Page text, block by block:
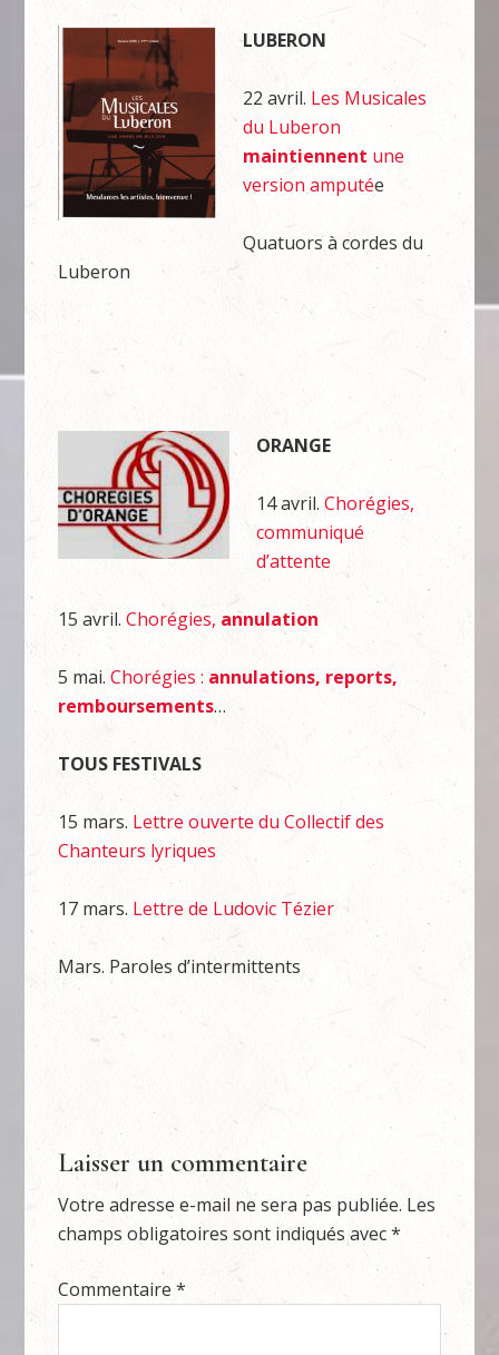
LUBERON
22 avril. Les Musicales
du Luberon
maintiennent une
version amputée
Quatuors à cordes du
Luberon
ORANGE
14 avril.Chorégies,
communiqué
d’attente
15 avril.Chorégies, annulation
5 mai.Chorégies : annulations, reports,
remboursements…
TOUS FESTIVALS
15 mars. Lettre ouverte du Collectif des
Chanteurs lyriques
17 mars. Lettre de Ludovic Tézier
Mars. Paroles d’intermittents
Laisser un commentaire
Votre adresse e-mail ne sera pas publiée. Les
champs obligatoires sont indiqués avec*
Commentaire*